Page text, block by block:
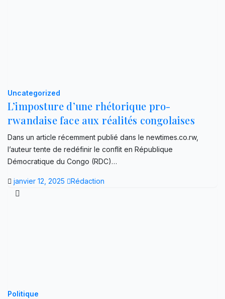
Uncategorized
L’imposture d’une rhétorique pro-
rwandaise face aux réalités congolaises
Dans un article récemment publié dans le newtimes.co.rw,
l’auteur tente de redéfinir le conflit en République
Démocratique du Congo (RDC)…
janvier 12, 2025 Rédaction
Politique